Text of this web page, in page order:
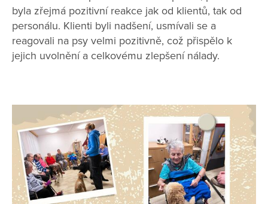
byla zřejmá pozitivní reakce jak od klientů, tak od
personálu. Klienti byli nadšení, usmívali se a
reagovali na psy velmi pozitivně, což přispělo k
jejich uvolnění a celkovému zlepšení nálady.